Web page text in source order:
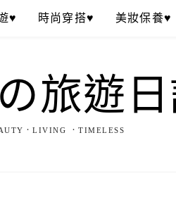
♥ 時尚穿搭♥ 美妝保養♥
旅遊
．LIVING ．TIMELESS